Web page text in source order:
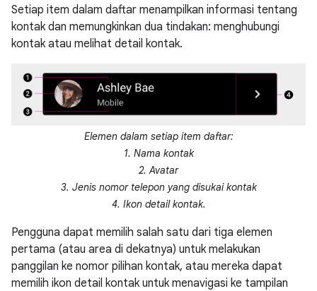
Setiap item dalam daftar menampilkan informasi tentang
kontak dan memungkinkan dua tindakan: menghubungi
kontak atau melihat detail kontak.
Elemen dalam setiap item daftar:
1. Nama kontak
2. Avatar
3. Jenis nomor telepon yang disukai kontak
4. Ikon detail kontak.
Pengguna dapat memilih salah satu dari tiga elemen
pertama (atau area di dekatnya) untuk melakukan
panggilan ke nomor pilihan kontak, atau mereka dapat
memilih ikon detail kontak untuk menavigasi ke tampilan